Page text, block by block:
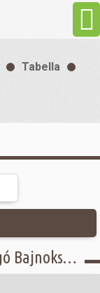
Tabella
2023-24 Városi Kispályás Labdarúgó Bajnokság - IV. osztály - FC Classic